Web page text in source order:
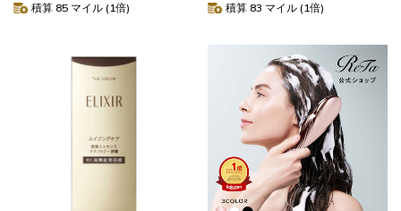
積算 85 マイル (1倍) 積算 83 マイル (1倍)